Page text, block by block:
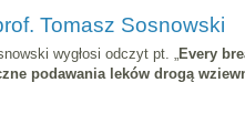
Tomasz Sosnowski
wygłosi odczyt pt.
Every
podawania leków drogą